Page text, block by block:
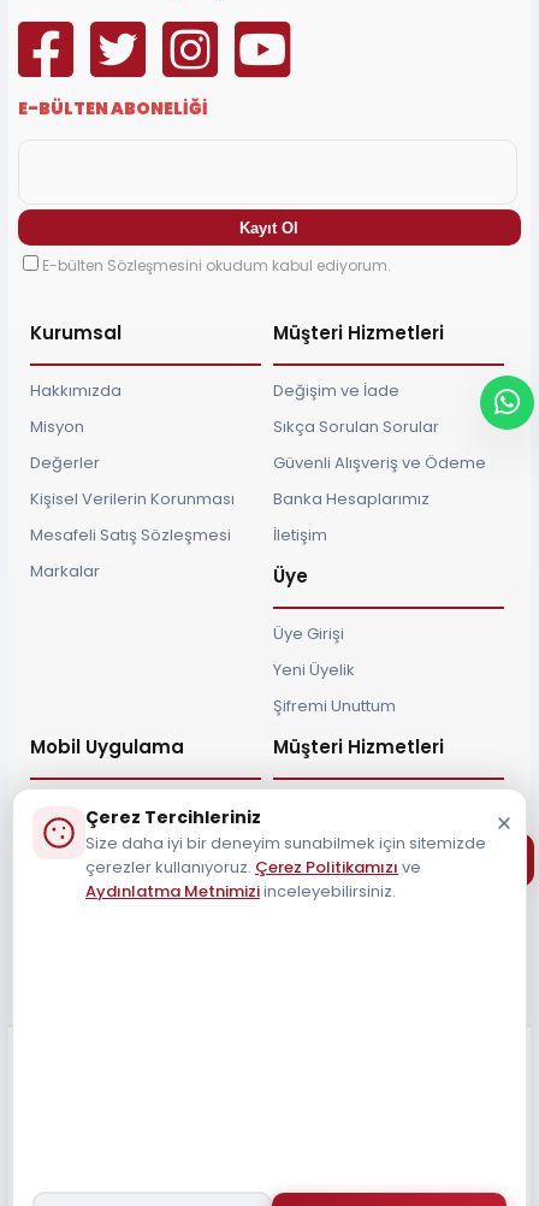
E-BÜLTEN ABONELİĞİ
E-bülten Sözleşmesini okudum kabul ediyorum.
Kurumsal
Hakkımızda
Misyon
Değerler
Kişisel Verilerin Korunması
Mesafeli Satış Sözleşmesi
Markalar
Müşteri Hizmetleri
Değişim ve İade
Sıkça Sorulan Sorular
Güvenli Alışveriş ve Ödeme
Banka Hesaplarımız
İletişim
Üye
Üye Girişi
Yeni Üyelik
Şifremi Unuttum
Mobil Uygulama Müşteri Hizmetleri
Müşteri Destek Hattı
Çerez Tercihleriniz
Size daha iyi bir deneyim sunabilmek için sitemizde
çerezler kullanıyoruz. Çerez Politikamızı ve
Aydınlatma Metnimiziinceleyebilirsiniz.